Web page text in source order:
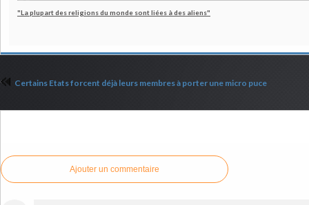
"La plupart des religions du monde sont liées à des aliens"
Certains Etats forcent déjà leurs membres à porter une micro puce
Ajouter un commentaire